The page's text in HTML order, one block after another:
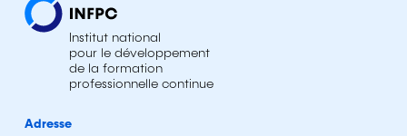
Institut national
pour le développement
de la formation
professionnelle continue
Adresse